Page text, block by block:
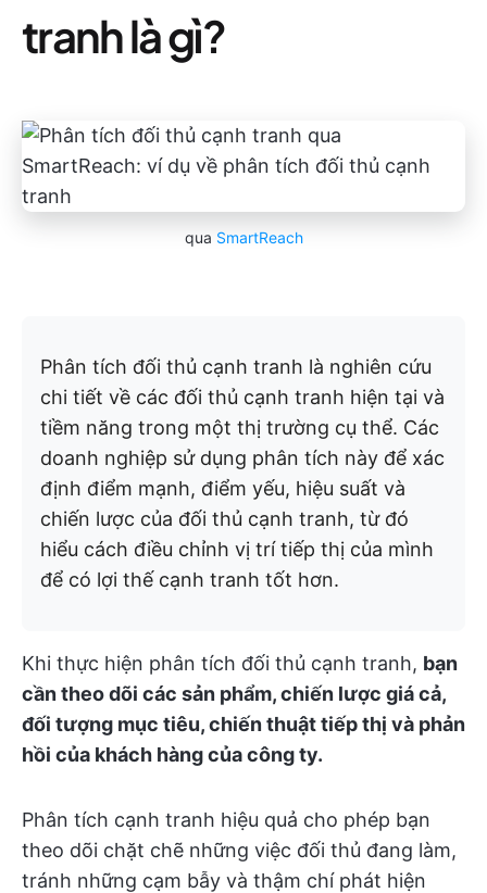
tranh là gì?
qua SmartReach
Phân tích đối thủ cạnh tranh là nghiên cứu
chi tiết về các đối thủ cạnh tranh hiện tại và
tiềm năng trong một thị trường cụ thể. Các
doanh nghiệp sử dụng phân tích này để xác
định điểm mạnh, điểm yếu, hiệu suất và
chiến lược của đối thủ cạnh tranh, từ đó
hiểu cách điều chỉnh vị trí tiếp thị của mình
để có lợi thế cạnh tranh tốt hơn.
Khi thực hiện phân tích đối thủ cạnh tranh, bạn
cần theo dõi các sản phẩm, chiến lược giá cả,
đối tượng mục tiêu, chiến thuật tiếp thị và phản
hồi của khách hàng của công ty.
Phân tích cạnh tranh hiệu quả cho phép bạn
theo dõi chặt chẽ những việc đối thủ đang làm,
tránh những cạm bẫy và thậm chí phát hiện